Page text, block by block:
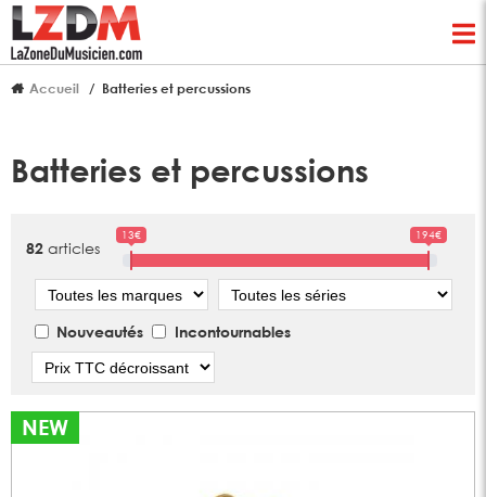
Accueil Batteries et percussions
Batteries et percussions
82 articles
13€ 194€
Marque Série
Nouveautés
Incontournables
NEW